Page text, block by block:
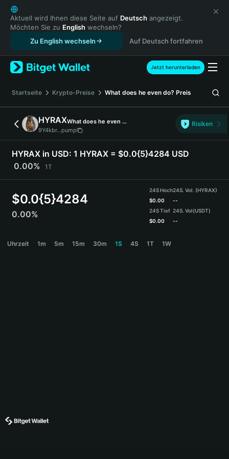
English
日本語
Tiếng Việt
Русский
Español (Latinoamérica)
Türkçe
Français
Deutsch
简体中文
繁體中文
Português (Portugal)
Bahasa Indonesia
ภาษาไทย
हिन्दी
Español
Português (Brasil)
Aktuell wird Ihnen diese Seite auf Deutsch angezeigt.
Möchten Sie zu English wechseln?
Zu English wechseln
Auf Deutsch fortfahren
Jetzt herunterladen
Startseite Krypto-Preise What does he even do? Preis
HYRAX
What does he even do?
9Y4kbr...pump
Risiken
HYRAX in USD: 1 HYRAX = $0.0{5}4284 USD
0.00%
1T
$0.0{5}4284
0.00%
24S Hoch
$0.00
24S Tief
$0.00
24S. Vol. (HYRAX)
--
24S. Vol(USDT)
--
Uhrzeit 1m 5m 15m 30m 1S 4S 1T 1W